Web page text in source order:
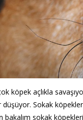
köpek açlıkla
Sokak
bakalım sokak